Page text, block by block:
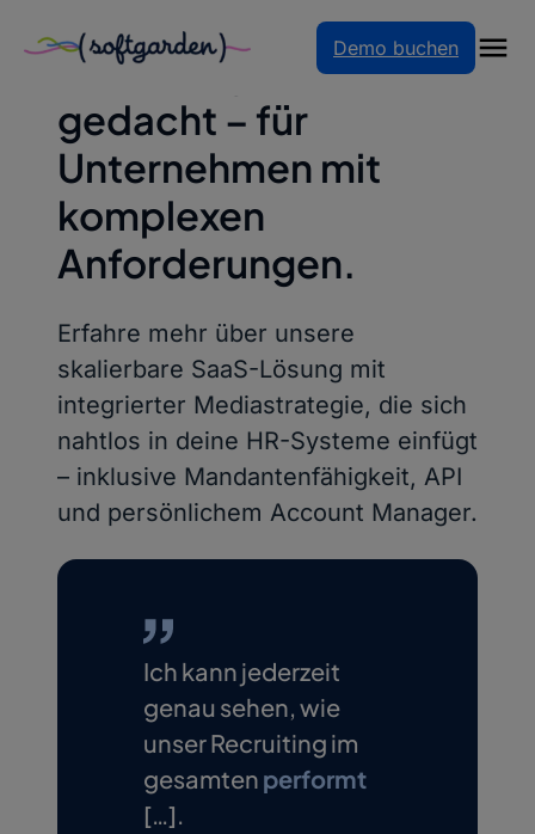
Inhalt
Demo buchen
Recruiting neu
gedacht – für
Unternehmen mit
komplexen
Anforderungen.
Erfahre mehr über unsere
skalierbare SaaS-Lösung mit
integrierter Mediastrategie, die sich
nahtlos in deine HR-Systeme einfügt
– inklusive Mandantenfähigkeit, API
und persönlichem Account Manager.
Ich kann jederzeit
genau sehen, wie
unser Recruiting im
gesamten performt
[…].